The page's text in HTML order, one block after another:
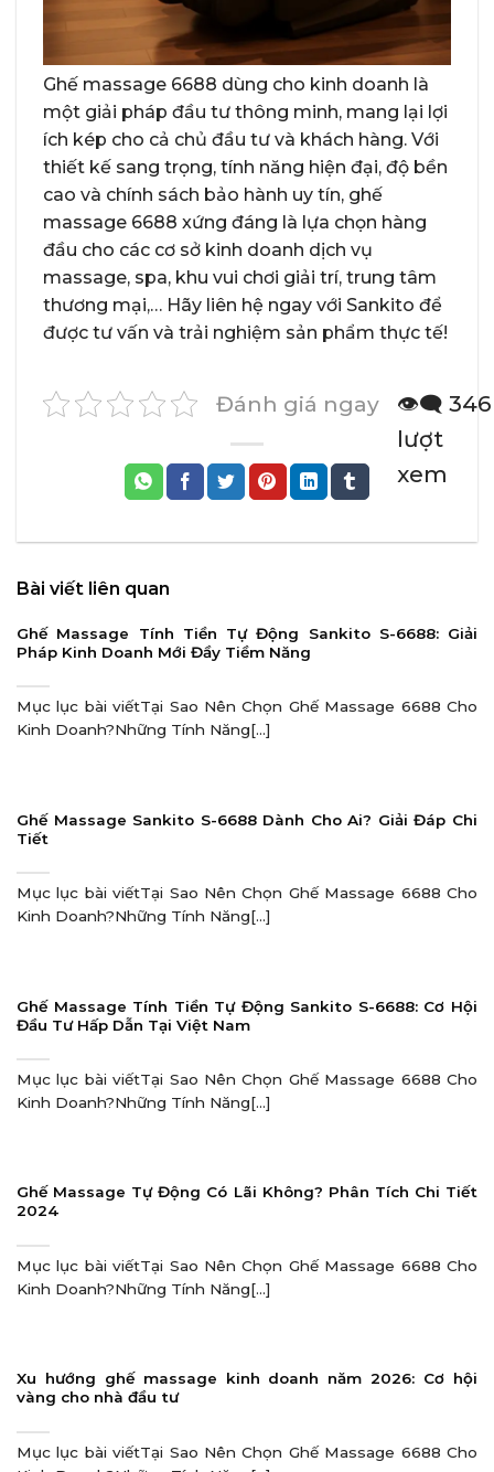
Ghế massage 6688 dùng cho kinh doanh là
một giải pháp đầu tư thông minh, mang lại lợi
ích kép cho cả chủ đầu tư và khách hàng. Với
thiết kế sang trọng, tính năng hiện đại, độ bền
cao và chính sách bảo hành uy tín, ghế
massage 6688 xứng đáng là lựa chọn hàng
đầu cho các cơ sở kinh doanh dịch vụ
massage, spa, khu vui chơi giải trí, trung tâm
thương mại,… Hãy liên hệ ngay với Sankito để
được tư vấn và trải nghiệm sản phẩm thực tế!
Đánh giá ngay
👁️‍🗨️ 346
lượt
xem
Bài viết liên quan
Ghế Massage Tính Tiền Tự Động Sankito S-6688: Giải
Pháp Kinh Doanh Mới Đầy Tiềm Năng
Mục lục bài viếtTại Sao Nên Chọn Ghế Massage 6688 Cho
Kinh Doanh?Những Tính Năng[...]
Ghế Massage Sankito S-6688 Dành Cho Ai? Giải Đáp Chi
Tiết
Mục lục bài viếtTại Sao Nên Chọn Ghế Massage 6688 Cho
Kinh Doanh?Những Tính Năng[...]
Ghế Massage Tính Tiền Tự Động Sankito S-6688: Cơ Hội
Đầu Tư Hấp Dẫn Tại Việt Nam
Mục lục bài viếtTại Sao Nên Chọn Ghế Massage 6688 Cho
Kinh Doanh?Những Tính Năng[...]
Ghế Massage Tự Động Có Lãi Không? Phân Tích Chi Tiết
2024
Mục lục bài viếtTại Sao Nên Chọn Ghế Massage 6688 Cho
Kinh Doanh?Những Tính Năng[...]
Xu hướng ghế massage kinh doanh năm 2026: Cơ hội
vàng cho nhà đầu tư
Mục lục bài viếtTại Sao Nên Chọn Ghế Massage 6688 Cho